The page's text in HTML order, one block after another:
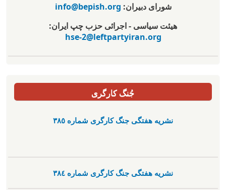
شورای دبیران:info@bepish.org
هیئت سیاسی - اجرائی حزب چپ ایران:
hse-2@leftpartyiran.org
جُنگ کارگری
نشریە هفتگی جنگ کارگری شمارە ٣٨٥
نشریە هفتگی جنگ کارگری شمارە ٣٨٤